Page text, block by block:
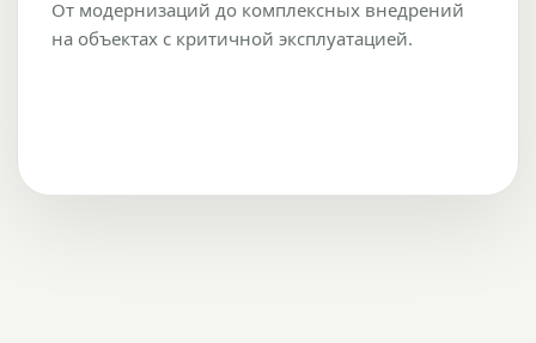
От модернизаций до комплексных внедрений
на объектах с критичной эксплуатацией.